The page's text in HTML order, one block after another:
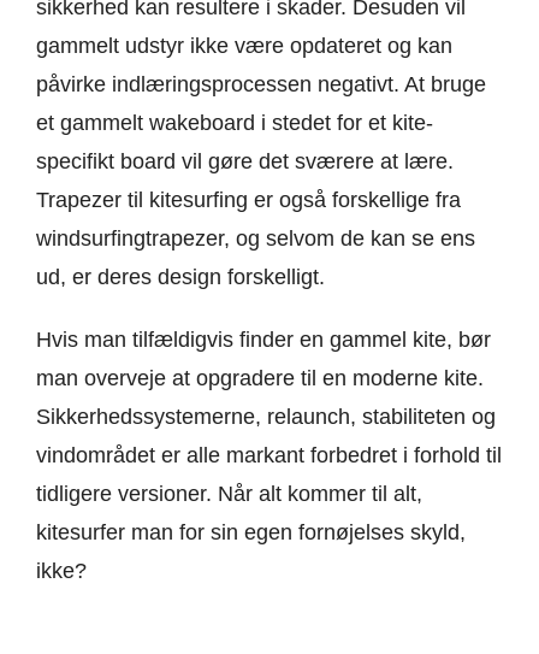
sikkerhed kan resultere i skader. Desuden vil
gammelt udstyr ikke være opdateret og kan
påvirke indlæringsprocessen negativt. At bruge
et gammelt wakeboard i stedet for et kite-
specifikt board vil gøre det sværere at lære.
Trapezer til kitesurfing er også forskellige fra
windsurfingtrapezer, og selvom de kan se ens
ud, er deres design forskelligt.
Hvis man tilfældigvis finder en gammel kite, bør
man overveje at opgradere til en moderne kite.
Sikkerhedssystemerne, relaunch, stabiliteten og
vindområdet er alle markant forbedret i forhold til
tidligere versioner. Når alt kommer til alt,
kitesurfer man for sin egen fornøjelses skyld,
ikke?